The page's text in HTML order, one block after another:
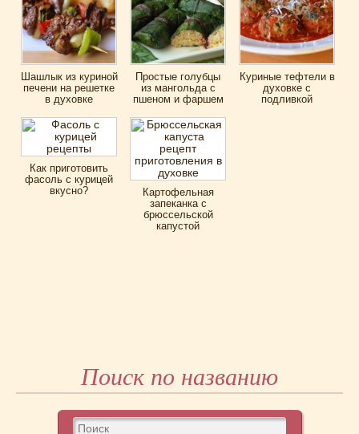
Шашлык из куриной
печени на решетке
в духовке
Простые голубцы
из мангольда с
пшеном и фаршем
Куриные тефтели в
духовке с
подливкой
Как приготовить
фасоль с курицей
вкусно?
Картофельная
запеканка с
брюссельской
капустой
Поиск по названию